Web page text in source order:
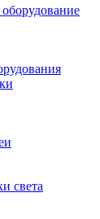
света